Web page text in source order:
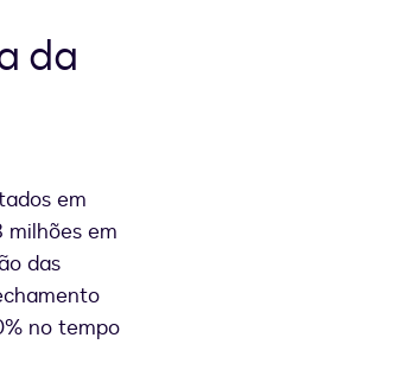
da
em
milhões em
das
no tempo